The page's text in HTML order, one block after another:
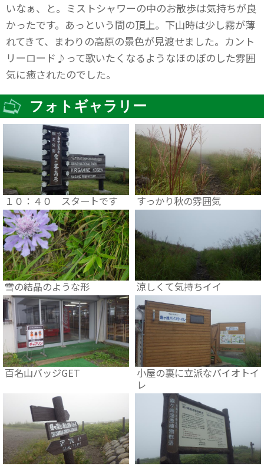
いなぁ、と。ミストシャワーの中のお散歩は気持ちが良
かったです。あっという間の頂上。下山時は少し霧が薄
れてきて、まわりの高原の景色が見渡せました。カント
リーロード♪って歌いたくなるようなほのぼのした雰囲
気に癒されたのでした。
フォトギャラリー
１０：４０ スタートです すっかり秋の雰囲気
雪の結晶のような形 涼しくて気持ちイイ
百名山バッジGET
小屋の裏に立派なバイオトイ
レ